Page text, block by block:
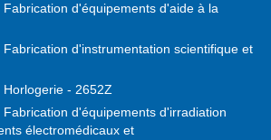
d'équipements d'aide à la
d'instrumentation scientifique et
- 2652Z
d'équipements d'irradiation
électromédicaux et